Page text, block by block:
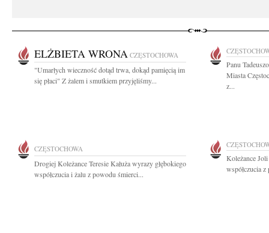
ELŻBIETA WRONA CZĘSTOCHOWA
"Umarłych wieczność dotąd trwa, dokąd pamięcią im
się płaci" Z żalem i smutkiem przyjęliśmy...
Panu
Miasta
z...
CZĘSTOCHOWA
Drogiej Koleżance Teresie Kałuża wyrazy głębokiego
współczucia i żalu z powodu śmierci...
Koleżance
współczucia